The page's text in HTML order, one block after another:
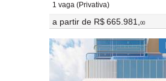
1 vaga (Privativa)
a partir de R$ 665.981,00